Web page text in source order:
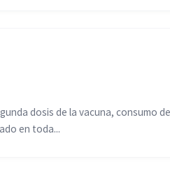
dosis de la vacuna, consumo
en toda...